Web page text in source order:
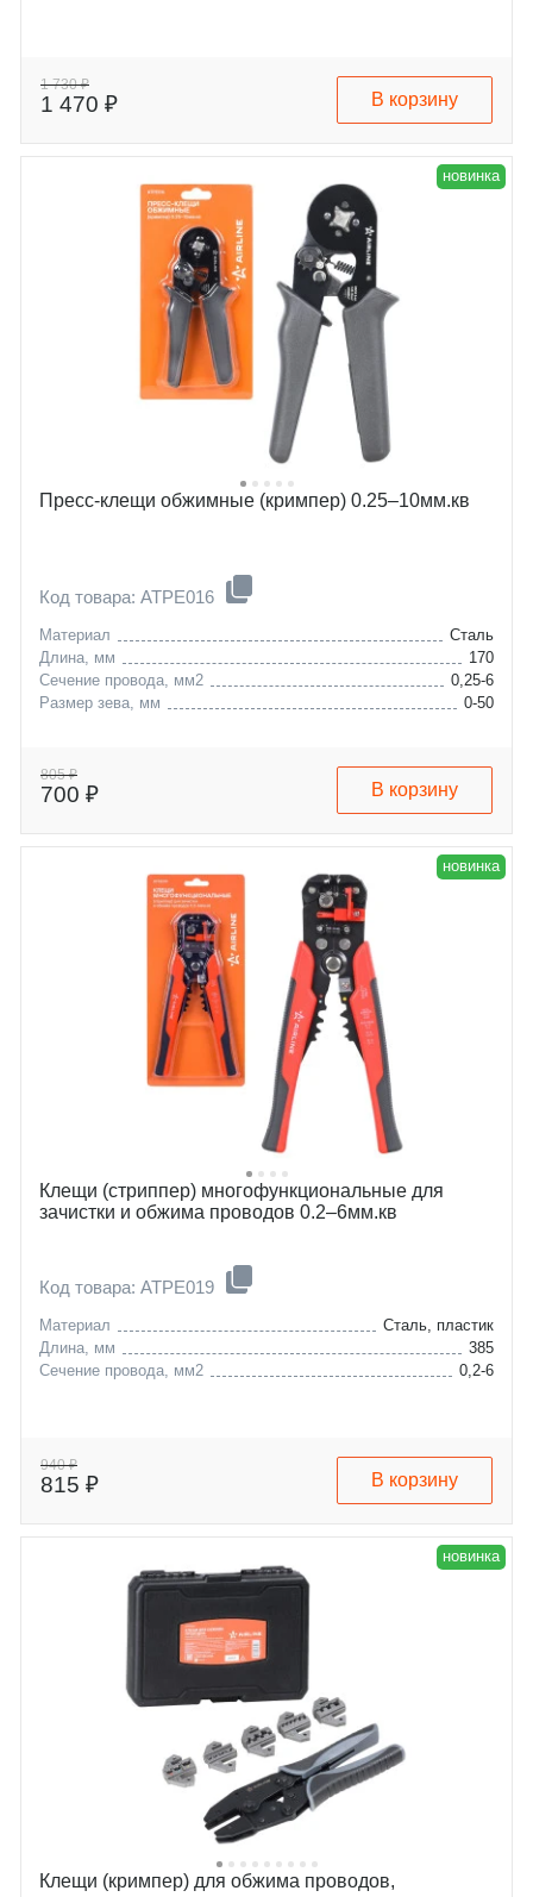
1 730 ₽
1 470 ₽ В корзину
новинка
Пресс-клещи обжимные (кримпер) 0.25–10мм.кв
Код товара: ATPE016
Материал
Сталь
Длина, мм
170
Сечение провода, мм2
0,25-6
Размер зева, мм
0-50
805 ₽
700 ₽ В корзину
новинка
Клещи (стриппер) многофункциональные для
зачистки и обжима проводов 0.2–6мм.кв
Код товара: ATPE019
Материал
Сталь, пластик
Длина, мм
385
Сечение провода, мм2
0,2-6
940 ₽
815 ₽ В корзину
новинка
Клещи (кримпер) для обжима проводов,